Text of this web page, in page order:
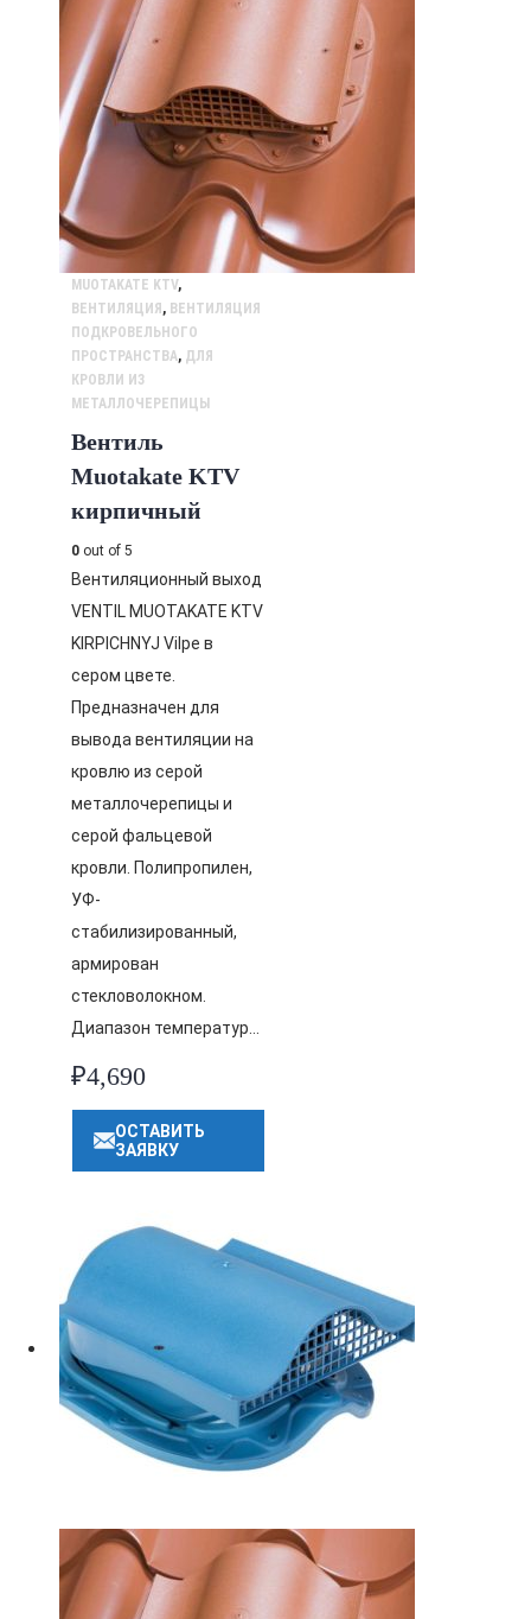
MUOTAKATE KTV,
ВЕНТИЛЯЦИЯ , ВЕНТИЛЯЦИЯ
ПОДКРОВЕЛЬНОГО
ПРОСТРАНСТВА, ДЛЯ
КРОВЛИ ИЗ
МЕТАЛЛОЧЕРЕПИЦЫ
Вентиль
Muotakate KTV
кирпичный
0 out of 5
Вентиляционный выход
VENTIL MUOTAKATE KTV
KIRPICHNYJ Vilpe в
сером цвете.
Предназначен для
вывода вентиляции на
кровлю из серой
металлочерепицы и
серой фальцевой
кровли. Полипропилен,
УФ-
стабилизированный,
армирован
стекловолокном.
Диапазон температур…
₽4,690
ОСТАВИТЬ
ЗАЯВКУ